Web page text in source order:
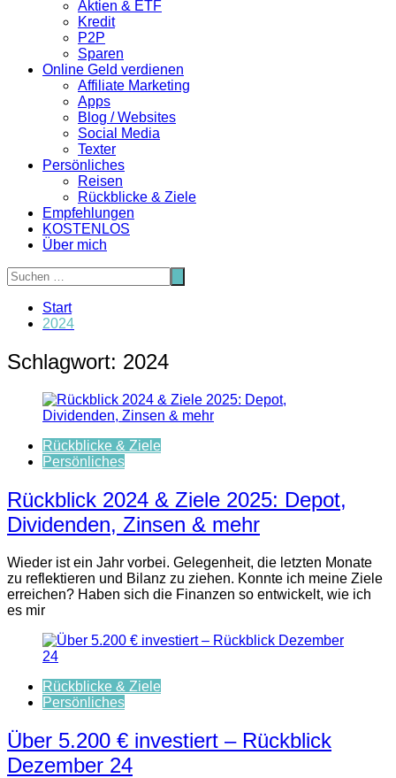
Aktien & ETF
Kredit
P2P
Sparen
Online Geld verdienen
Affiliate Marketing
Apps
Blog / Websites
Social Media
Texter
Persönliches
Reisen
Rückblicke & Ziele
Empfehlungen
KOSTENLOS
Über mich
Start
2024
Schlagwort: 2024
Rückblicke & Ziele
Persönliches
Rückblick 2024 & Ziele 2025: Depot,
Dividenden, Zinsen & mehr
Wieder ist ein Jahr vorbei. Gelegenheit, die letzten Monate
zu reflektieren und Bilanz zu ziehen. Konnte ich meine Ziele
erreichen? Haben sich die Finanzen so entwickelt, wie ich
es mir
Rückblicke & Ziele
Persönliches
Über 5.200 € investiert – Rückblick
Dezember 24